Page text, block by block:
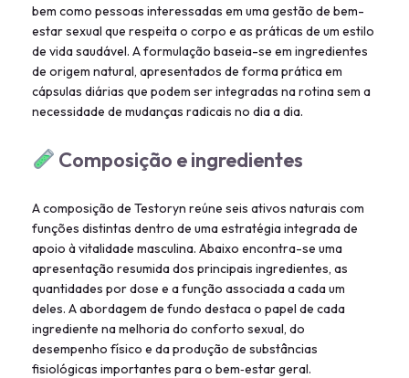
bem como pessoas interessadas em uma gestão de bem-
estar sexual que respeita o corpo e as práticas de um estilo
de vida saudável. A formulação baseia-se em ingredientes
de origem natural, apresentados de forma prática em
cápsulas diárias que podem ser integradas na rotina sem a
necessidade de mudanças radicais no dia a dia.
Composição e ingredientes
A composição de Testoryn reúne seis ativos naturais com
funções distintas dentro de uma estratégia integrada de
apoio à vitalidade masculina. Abaixo encontra-se uma
apresentação resumida dos principais ingredientes, as
quantidades por dose e a função associada a cada um
deles. A abordagem de fundo destaca o papel de cada
ingrediente na melhoria do conforto sexual, do
desempenho físico e da produção de substâncias
fisiológicas importantes para o bem‑estar geral.